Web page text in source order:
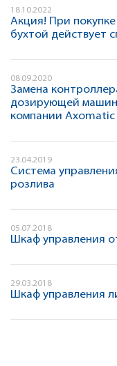
18.10.2022
Акция! При
бухтой действует
08.09.2020
Замена
дозирующей
компании Axomatic
23.04.2019
Система
розлива
05.07.2018
Шкаф управления
29.03.2018
Шкаф управления